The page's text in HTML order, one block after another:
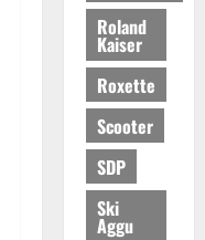
Roland
Kaiser
Roxette
Scooter
SDP
Ski
Aggu